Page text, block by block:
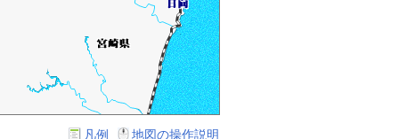
凡例 地図の操作説明